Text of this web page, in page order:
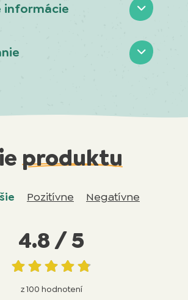
informácie
produktu
Pozitívne Negatívne
4.8 / 5
z 100 hodnotení